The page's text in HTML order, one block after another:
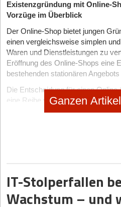
Existenzgründung mit Online-
Vorzüge im Überblick
Der Online-Shop bietet jungen
einen vergleichsweise simplen
Waren und Dienstleistungen zu
Eröffnung des Online-Shops eine
bestehenden stationären
Die Entscheidung für einen
eine Reihe von Vorteilen:
sein, so dass Kunden zu jeder
sind nicht an Öffnungszeiten
keine Gedanken über
Ganzen
IT-Stolperfallen
Wachstum – und